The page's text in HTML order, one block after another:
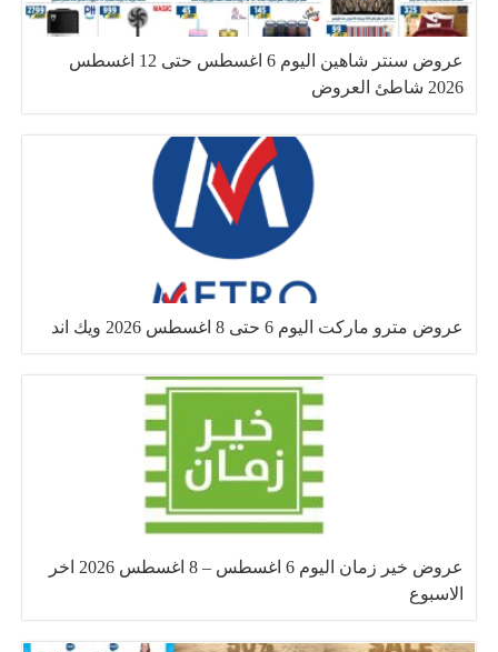
عروض سنتر شاهين اليوم 6 اغسطس حتى 12 اغسطس
2026 شاطئ العروض
عروض مترو ماركت اليوم 6 حتى 8 اغسطس 2026 ويك اند
عروض خير زمان اليوم 6 اغسطس – 8 اغسطس 2026 اخر
الاسبوع